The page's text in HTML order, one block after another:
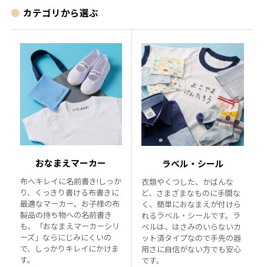
カテゴリから選ぶ
おなまえマーカー
布へキレイに名前書き!しっか
り、くっきり書ける布書きに
最適なマーカー。お子様の布
製品の持ち物への名前書き
も、「おなまえマーカーシリ
ーズ」ならにじみにくいの
で、しっかりキレイにかけま
す。
ラベル・シール
衣類やくつした、かばんな
ど、さまざまなものに手間な
く、簡単におなまえが付けら
れるラベル・シールです。ラ
ベルは、はさみのいらないカ
ット済タイプなので手先の器
用さに自信がない方でも安心
です。